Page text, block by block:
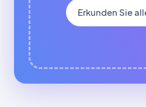
Erkunden Sie